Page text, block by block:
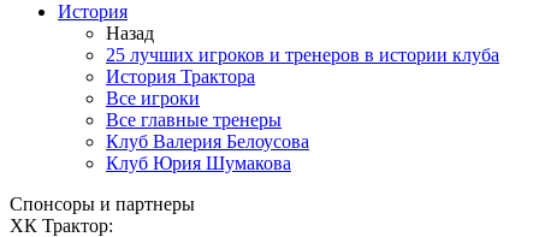
История
Назад
25 лучших игроков и тренеров в истории клуба
История Трактора
Все игроки
Все главные тренеры
Клуб Валерия Белоусова
Клуб Юрия Шумакова
Спонсоры и партнеры
ХК Трактор: